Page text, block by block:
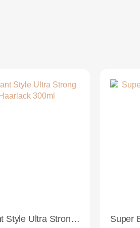
Super Brillant Style Ultra Strong Spray Haarlack 300ml